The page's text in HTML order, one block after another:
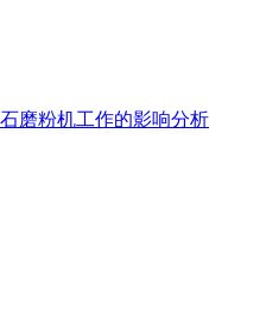
磨粉机工作的影响分析